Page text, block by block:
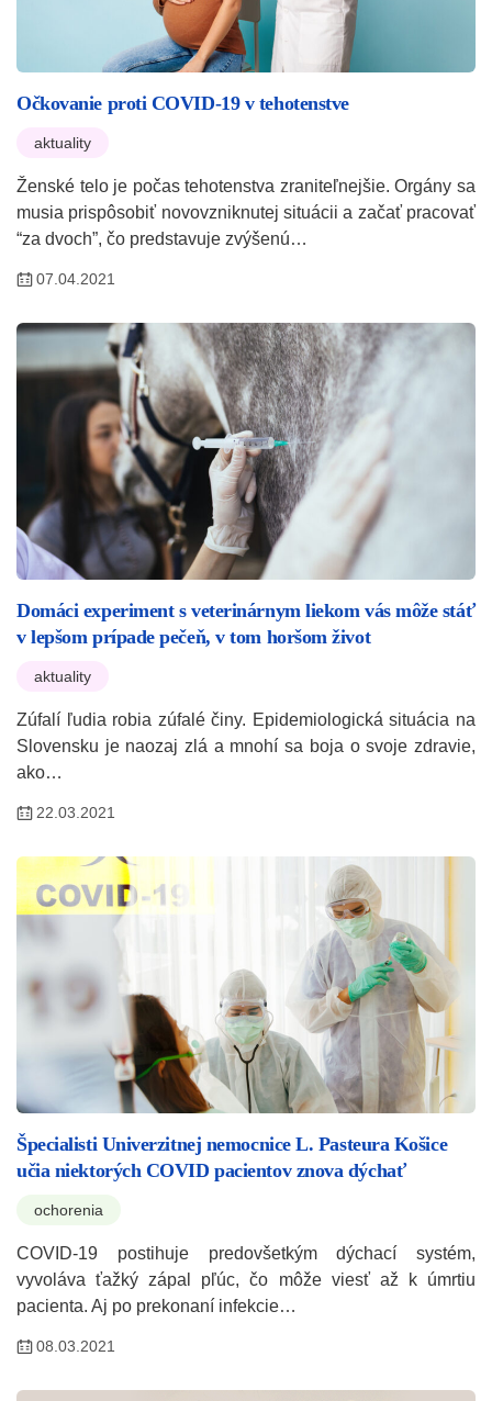
Očkovanie proti COVID-19 v tehotenstve
aktuality
Ženské telo je počas tehotenstva zraniteľnejšie. Orgány sa
musia prispôsobiť novovzniknutej situácii a začať pracovať
“za dvoch”, čo predstavuje zvýšenú…
07.04.2021
Domáci experiment s veterinárnym liekom vás môže stáť
v lepšom prípade pečeň, v tom horšom život
aktuality
Zúfalí ľudia robia zúfalé činy. Epidemiologická situácia na
Slovensku je naozaj zlá a mnohí sa boja o svoje zdravie,
ako…
22.03.2021
Špecialisti Univerzitnej nemocnice L. Pasteura Košice
učia niektorých COVID pacientov znova dýchať
ochorenia
COVID-19 postihuje predovšetkým dýchací systém,
vyvoláva ťažký zápal pľúc, čo môže viesť až k úmrtiu
pacienta. Aj po prekonaní infekcie…
08.03.2021